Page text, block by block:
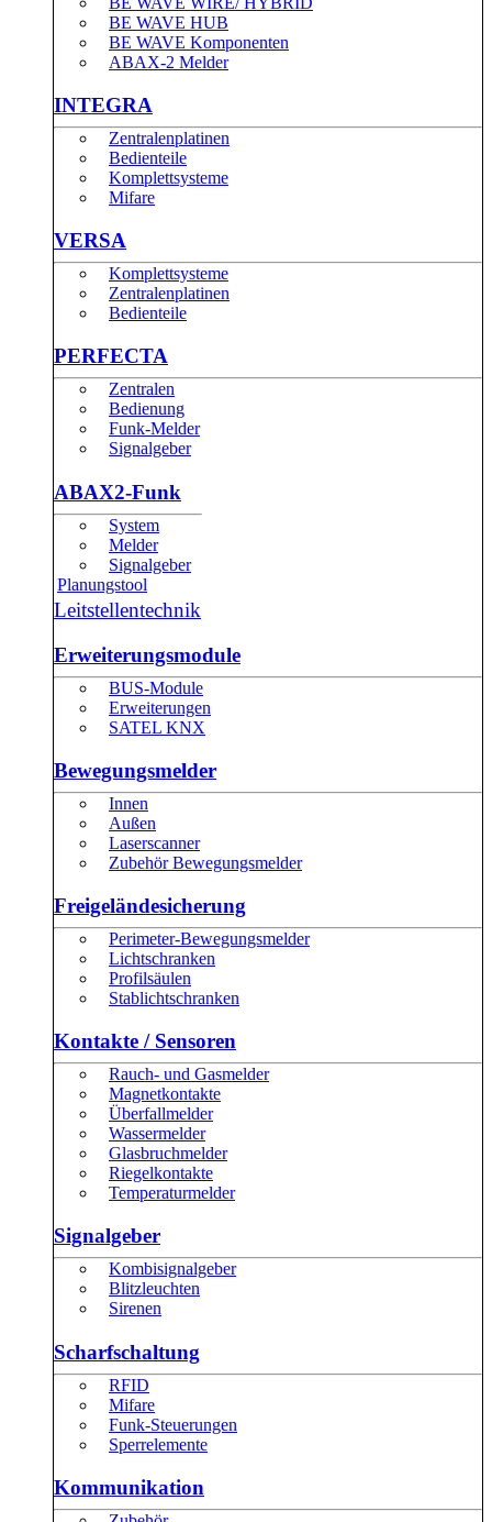
BE WAVE HUB
BE WAVE Komponenten
ABAX-2 Melder
INTEGRA
Zentralenplatinen
Bedienteile
Komplettsysteme
Mifare
VERSA
Komplettsysteme
Zentralenplatinen
Bedienteile
PERFECTA
Zentralen
Bedienung
Funk-Melder
Signalgeber
ABAX2-Funk
System
Melder
Signalgeber
Planungstool
Leitstellentechnik
Erweiterungsmodule
BUS-Module
Erweiterungen
SATEL KNX
Bewegungsmelder
Innen
Außen
Laserscanner
Zubehör Bewegungsmelder
Freigeländesicherung
Perimeter-Bewegungsmelder
Lichtschranken
Profilsäulen
Stablichtschranken
Kontakte / Sensoren
Rauch- und Gasmelder
Magnetkontakte
Überfallmelder
Wassermelder
Glasbruchmelder
Riegelkontakte
Temperaturmelder
Signalgeber
Kombisignalgeber
Blitzleuchten
Sirenen
Scharfschaltung
RFID
Mifare
Funk-Steuerungen
Sperrelemente
Kommunikation